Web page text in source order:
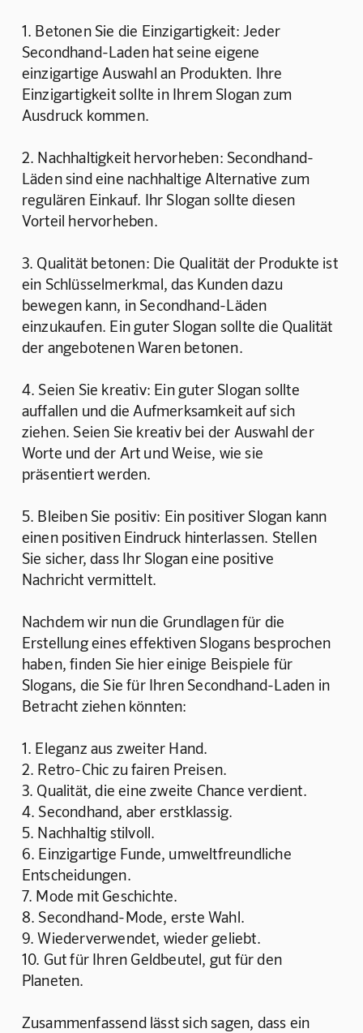
1. Betonen Sie die Einzigartigkeit: Jeder
Secondhand-Laden hat seine eigene
einzigartige Auswahl an Produkten. Ihre
Einzigartigkeit sollte in Ihrem Slogan zum
Ausdruck kommen.
2. Nachhaltigkeit hervorheben: Secondhand-
Läden sind eine nachhaltige Alternative zum
regulären Einkauf. Ihr Slogan sollte diesen
Vorteil hervorheben.
3. Qualität betonen: Die Qualität der Produkte ist
ein Schlüsselmerkmal, das Kunden dazu
bewegen kann, in Secondhand-Läden
einzukaufen. Ein guter Slogan sollte die Qualität
der angebotenen Waren betonen.
4. Seien Sie kreativ: Ein guter Slogan sollte
auffallen und die Aufmerksamkeit auf sich
ziehen. Seien Sie kreativ bei der Auswahl der
Worte und der Art und Weise, wie sie
präsentiert werden.
5. Bleiben Sie positiv: Ein positiver Slogan kann
einen positiven Eindruck hinterlassen. Stellen
Sie sicher, dass Ihr Slogan eine positive
Nachricht vermittelt.
Nachdem wir nun die Grundlagen für die
Erstellung eines effektiven Slogans besprochen
haben, finden Sie hier einige Beispiele für
Slogans, die Sie für Ihren Secondhand-Laden in
Betracht ziehen könnten:
1. Eleganz aus zweiter Hand.
2. Retro-Chic zu fairen Preisen.
3. Qualität, die eine zweite Chance verdient.
4. Secondhand, aber erstklassig.
5. Nachhaltig stilvoll.
6. Einzigartige Funde, umweltfreundliche
Entscheidungen.
7. Mode mit Geschichte.
8. Secondhand-Mode, erste Wahl.
9. Wiederverwendet, wieder geliebt.
10. Gut für Ihren Geldbeutel, gut für den
Planeten.
Zusammenfassend lässt sich sagen, dass ein